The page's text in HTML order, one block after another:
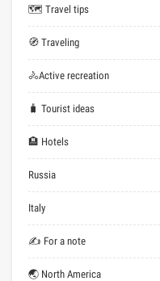
🗺 Travel tips
🧭 Traveling
🚴Active recreation
🧳 Tourist ideas
🏨 Hotels
Russia
Italy
✍ For a note
🌏 North America